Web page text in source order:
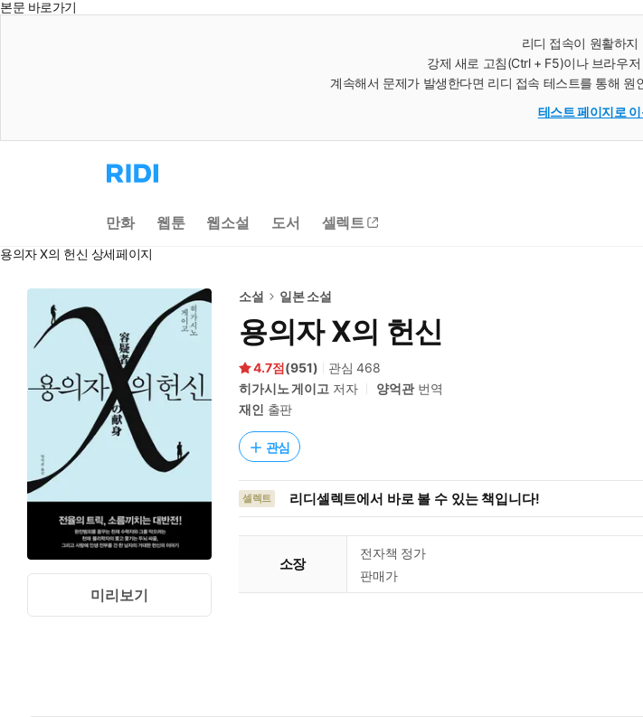
본문 바로가기
리디 접속이 원활하지
강제 새로 고침(Ctrl + F5)이나 브라우
계속해서 문제가 발생한다면 리디 접속 테스트를 통해
테스트 페이지로
리
디
으
로
동
만화 웹툰 웹소설 도서 셀렉트
용의자 X의 헌신 상세페이지
미리보기
소설 일본 소설
용의자 X의 헌신
4.7 (951) 관심468
히가시노 게이고 저자 양억관번역
재인 출판
관심
셀렉트 리디셀렉트에서 바로 볼 수 있는 책입니다!
소장
전자책 정가
판매가